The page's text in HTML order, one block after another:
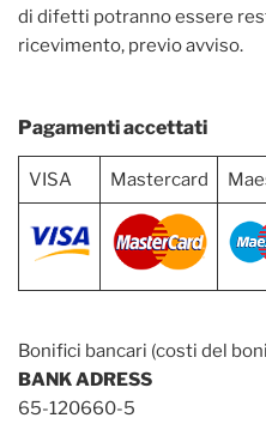
di difetti potranno essere
ricevimento, previo avviso.
Pagamenti accettati
VISA Mastercard
Bonifici bancari (costi del
BANK ADRESS
65-120660-5